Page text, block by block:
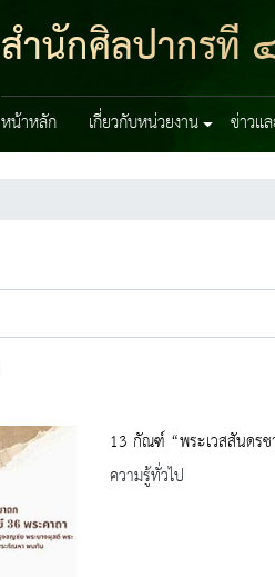
สำนักศิลปากรที่
หน้าหลัก เกี่ยวกับหน่วยงาน ข่าวแ
13 กัณฑ์ “พระเวสสันดร
ความรู้ทั่วไป